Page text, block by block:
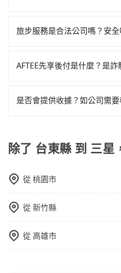
機不按表收費，看乘客是外
約包車，不僅至少額外負擔
三星，預計的小轎車花費為
者，租車地點可能離你的住家
要先自行加滿油，如遇到不肖
北的400倍之多。如果當天或
採現場議價，建議最好先上
預約一輛tripool的九人座廂型
策，讓您在規劃行程時能更無
tripool旅步絕對是您值得信任
的車型。 五人座驕車可乘坐
型車可乘坐八位乘客，並可攜
據情況收取微搬家費用，費用
旅步服務是合法公司嗎？安全
定用車，旅步只使用合法車輛
AFTEE先享後付是什麼？是詐
新的「先享受後付款」消費金
是否會提供收據？如公司需
約付款前可以輸入公司的抬頭
帳，且免加收5%稅金。在收到
除了 台東縣 到 三
從桃園市
從新竹縣
從 高雄市